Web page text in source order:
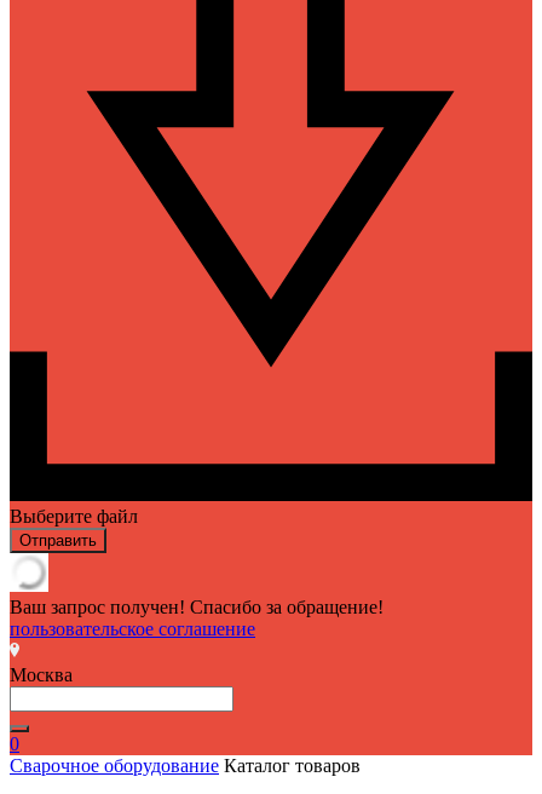
Выберите файл
Отправить
Ваш запрос получен! Спасибо за обращение!
пользовательское соглашение
Москва
0
Сварочное оборудование Каталог товаров